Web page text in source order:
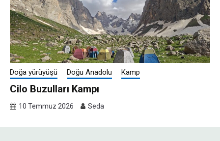
Doğa yürüyüşü Doğu Anadolu Kamp
Cilo Buzulları Kampı
10 Temmuz 2026 Seda